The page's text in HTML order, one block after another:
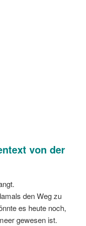
von der
den Weg zu
es heute noch,
gewesen ist.